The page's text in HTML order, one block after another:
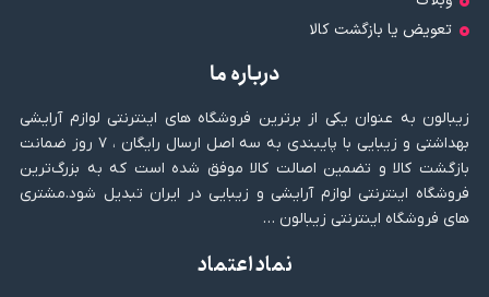
تعویض یا بازگشت کالا
درباره ما
زیبالون به عنوان یکی از برترین فروشگاه های اینترنتی لوازم آرایشی
بهداشتی و زیبایی با پایبندی به سه اصل ارسال رایگان ، ۷ روز ضمانت
بازگشت کالا و تضمین اصالت کالا موفق شده است که به بزرگ‌ترین
فروشگاه اینترنتی لوازم آرایشی و زیبایی در ایران تبدیل شود.مشتری
های فروشگاه اینترنتی زیبالون …
نماد اعتماد